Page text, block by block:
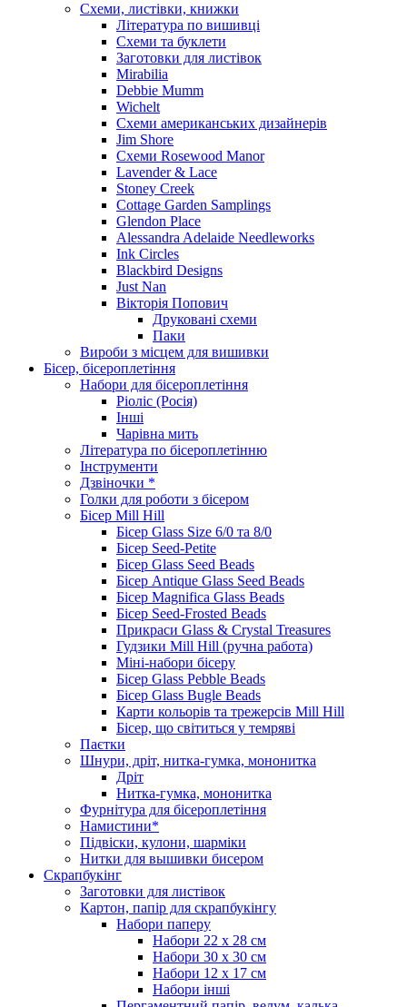
Схеми, листівки, книжки
Література по вишивці
Схеми та буклети
Заготовки для листівок
Mirabilia
Debbie Mumm
Wichelt
Схеми американських дизайнерів
Jim Shore
Cхеми Rosewood Manor
Lavender & Lace
Stoney Creek
Cottage Garden Samplings
Glendon Place
Alessandra Adelaide Needleworks
Ink Circles
Blackbird Designs
Just Nan
Вікторія Попович
Друковані схеми
Паки
Вироби з місцем для вишивки
Бісер, бісероплетіння
Набори для бісероплетіння
Ріоліс (Росія)
Інші
Чарівна мить
Література по бісероплетінню
Інструменти
Дзвіночки *
Голки для роботи з бісером
Бісер Mill Hill
Бісер Glass Size 6/0 та 8/0
Бісер Seed-Petite
Бісер Glass Seed Beads
Бісер Antique Glass Seed Beads
Бісер Magnifica Glass Beads
Бісер Seed-Frosted Beads
Прикраси Glass & Crystal Treasures
Гудзики Mill Hill (ручна работа)
Міні-набори бісеру
Бісер Glass Pebble Beads
Бісер Glass Bugle Beads
Карти кольорів та трежерсів Mill Hill
Бісер, що світиться у темряві
Паєтки
Шнури, дріт, нитка-гумка, мононитка
Дріт
Нитка-гумка, мононитка
Фурнітура для бісероплетіння
Намистини*
Підвіски, кулони, шарміки
Нитки для вышивки бисером
Скрапбукінг
Заготовки для листівок
Картон, папір для скрапбукінгу
Набори паперу
Набори 22 х 28 см
Набори 30 х 30 см
Набори 12 х 17 см
Набори інші